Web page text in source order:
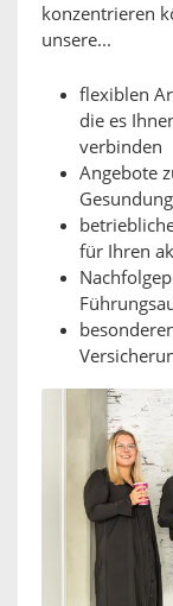
konzentrieren
unsere...
flexiblen
die es
verbinden
Angebote
Gesundung
für Ihren